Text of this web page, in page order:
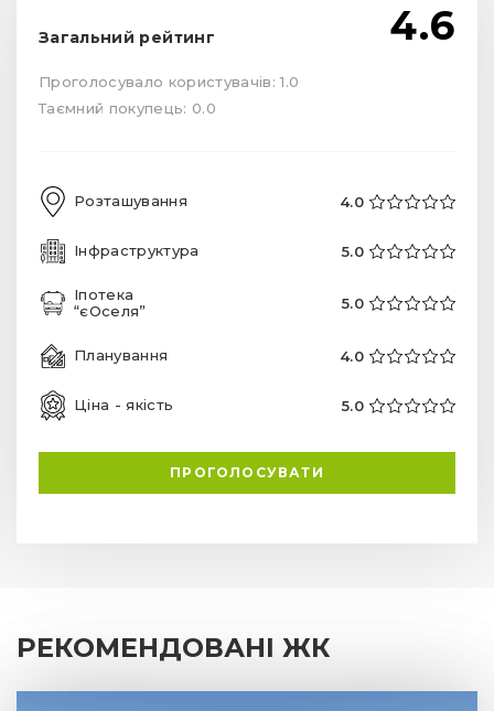
Загальний рейтинг 4.6
Проголосувало користувачів: 1.0
Таємний покупець: 0.0
Розташування 4.0
Інфраструктура 5.0
Іпотека
“єОселя”
5.0
Планування 4.0
Ціна - якість 5.0
ПРОГОЛОСУВАТИ
РЕКОМЕНДОВАНІ ЖК